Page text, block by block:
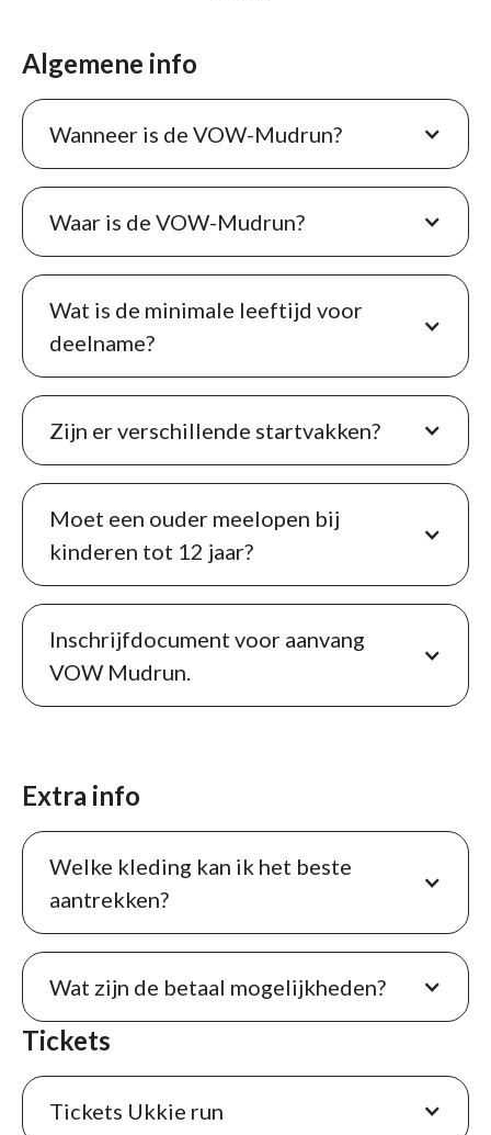
Algemene info
Wanneer is de VOW-Mudrun?
Waar is de VOW-Mudrun?
Wat is de minimale leeftijd voor
deelname?
Zijn er verschillende startvakken?
Moet een ouder meelopen bij
kinderen tot 12 jaar?
Inschrijfdocument voor aanvang
VOW Mudrun.
Extra info
Welke kleding kan ik het beste
aantrekken?
Wat zijn de betaal mogelijkheden?
Tickets
Tickets Ukkie run